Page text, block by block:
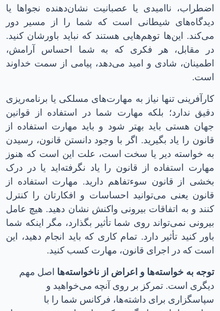
اضطراب، ناامیدی یا عصبانیت نشان‌دهنده نجواها یا
دیدگاه‌های شیطانی است که شما را از مسیر دور
می‌کند. این‌ها توهم‌هایی هستند که نباید باورشان کنید.
در مقابل، هر فکری که به شما احساس آرامش،
اطمینان، شادی و امید می‌دهد، پیامی از سمت خداوند
است.
کارآفرینی تنها نیاز به مهارت‌های مسلکی یا برنامه‌ریزی
دقیق ندارد؛ بلکه مهارت شما در استفاده از قوانین
جهان هستی باید بهتر شود و باید مهارت استفاده از
قانون را یاد بگیرید. اگر با وجود دانستن قانون، رسیدن
به خواسته دیر یا سخت است، علت این است که هنوز
مهارت استفاده از قانون را یاد نگرفته‌اید یا در درک
بخشی از قانون سوءتفاهم دارید. مهارت استفاده از
قانون یعنی می‌توانید احساسات و افکارتان را کنترل
کنند و به اتفاقات بیرونی واکنش نشان ‌دهید. هیچ عامل
بیرونی نمی‌تواند روی شما تأثیر بگذارد، مگر اینکه شما
باور کنید تأثیر دارد. تمام کاری که باید انجام دهید، این
است که در اجرای قانون، مهارت کسب کنید.
توجه به خواسته‌ها و اعراض از ناخواسته‌ها اصل مهم
دیگری است. تمرکز بر روی آنچه می‌خواهید و
سپاسگزاری برای داشته‌ها، فرکانس شما را با